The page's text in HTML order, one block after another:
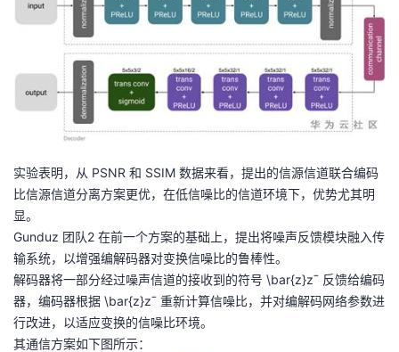
实验表明，从 PSNR 和 SSIM 数据来看，提出的信源信道联合编码
比信源信道分离方案更优，在低信噪比的信道环境下，优势尤其明
显。
Gunduz 团队2 在前一个方案的基础上，提出将噪声反馈模块融入传
输系统，以增强编解码器对变换信噪比的鲁棒性。
解码器将一部分经过噪声信道的接收到的符号 \bar{z}zˉ 反馈给编码
器，编码器根据 \bar{z}zˉ 重新计算信噪比，并对编解码网络参数进
行改进，以适应变换的信噪比环境。
其通信方案如下图所示：